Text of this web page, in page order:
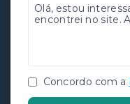
Concordo com a